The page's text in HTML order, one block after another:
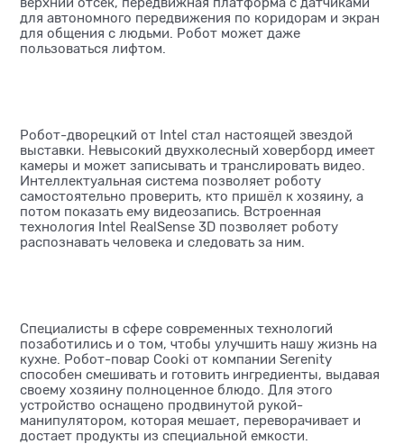
для автономного передвижения по коридорам и экран
для общения с людьми. Робот может даже
пользоваться лифтом.
Робот-дворецкий от Intel стал настоящей звездой
выставки. Невысокий двухколесный ховерборд имеет
камеры и может записывать и транслировать видео.
Интеллектуальная система позволяет роботу
самостоятельно проверить, кто пришёл к хозяину, а
потом показать ему видеозапись. Встроенная
технология Intel RealSense 3D позволяет роботу
распознавать человека и следовать за ним.
Специалисты в сфере современных технологий
позаботились и о том, чтобы улучшить нашу жизнь на
кухне. Робот-повар Cooki от компании Serenity
способен смешивать и готовить ингредиенты, выдавая
своему хозяину полноценное блюдо. Для этого
устройство оснащено продвинутой рукой-
манипулятором, которая мешает, переворачивает и
достает продукты из специальной емкости.